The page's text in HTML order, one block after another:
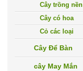
Cây trồng nền
Cây có hoa
Cỏ các loại
Cây Để Bàn
cây May Mắn